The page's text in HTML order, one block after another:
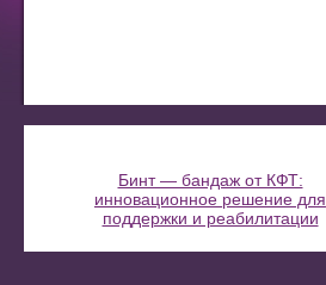
Бинт — бандаж от КФТ:
инновационное решение для
поддержки и реабилитации